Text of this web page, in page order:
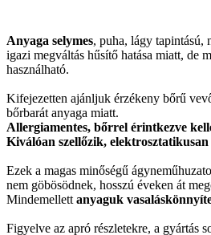
Anyaga selymes, puha, lágy tapintású,
igazi megváltás hűsítő hatása miatt, de
használható.
Kifejezetten ajánljuk érzékeny bőrű
bőrbarát anyaga miatt.
Allergiamentes, bőrrel érintkezve
Kiválóan szellőzik,
Ezek a magas minőségű
nem göbösödnek, hosszú éveken át
Mindemellett anyaguk
Figyelve az apró részletekre, a gyártás